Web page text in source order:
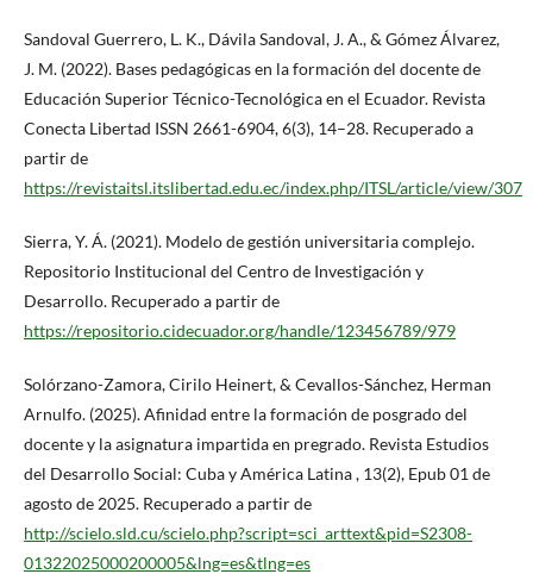
Sandoval Guerrero, L. K., Dávila Sandoval, J. A., & Gómez Álvarez,
J. M. (2022). Bases pedagógicas en la formación del docente de
Educación Superior Técnico-Tecnológica en el Ecuador. Revista
Conecta Libertad ISSN 2661-6904, 6(3), 14–28. Recuperado a
partir de
https://revistaitsl.itslibertad.edu.ec/index.php/ITSL/article/view/307
Sierra, Y. Á. (2021). Modelo de gestión universitaria complejo.
Repositorio Institucional del Centro de Investigación y
Desarrollo. Recuperado a partir de
https://repositorio.cidecuador.org/handle/123456789/979
Solórzano-Zamora, Cirilo Heinert, & Cevallos-Sánchez, Herman
Arnulfo. (2025). Afinidad entre la formación de posgrado del
docente y la asignatura impartida en pregrado. Revista Estudios
del Desarrollo Social: Cuba y América Latina , 13(2), Epub 01 de
agosto de 2025. Recuperado a partir de
http://scielo.sld.cu/scielo.php?script=sci_arttext&pid=S2308-
01322025000200005&lng=es&tlng=es